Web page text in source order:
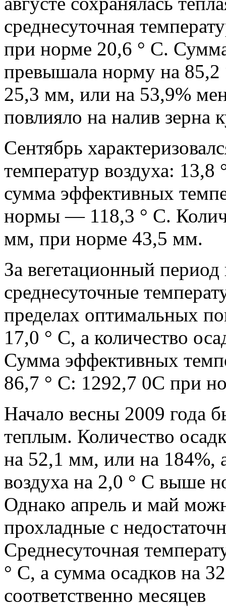
среднесуточная
при норме 20,6 ° С.
превышала норму на 85,2
25,3 мм, или на 53,9%
повлияло на налив зерна
Сентябрь
температур воздуха:
сумма эффективных
нормы — 118,3 ° С.
мм, при норме 43,5 мм.
За вегетационный
среднесуточные
пределах оптимальных
17,0 ° С, а количество
Сумма эффективных
86,7 ° С: 1292,7 0С при
Начало весны 2009 года
теплым. Количество
на 52,1 мм, или на 184%,
воздуха на 2,0 ° С выше
Однако апрель и май
прохладные с
Среднесуточная
° С, а сумма осадков на
соответственно месяцев